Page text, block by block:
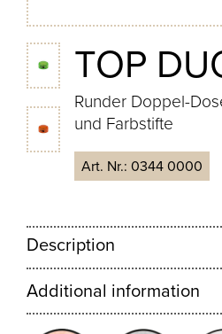
TOP
Runder Doppel-
und Farbstifte
Art. Nr.: 0344 0000
Description
Additional information